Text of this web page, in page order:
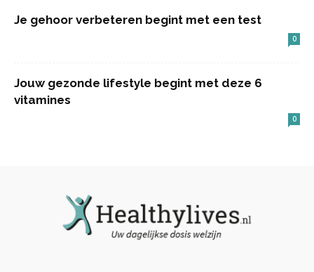
Je gehoor verbeteren begint met een test
0
Jouw gezonde lifestyle begint met deze 6
vitamines
0